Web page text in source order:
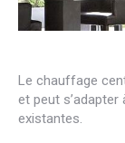
Le chauffage
et peut
existantes.